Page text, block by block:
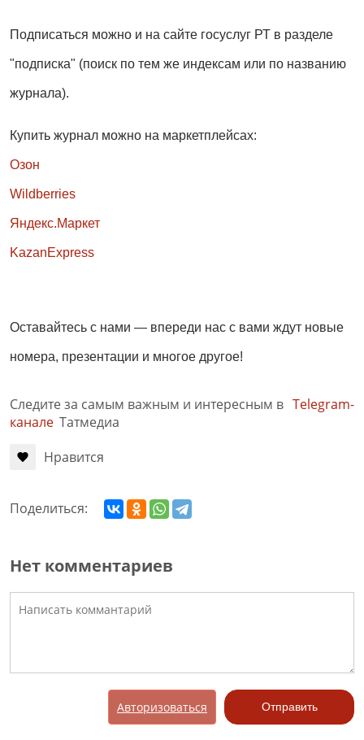
Подписаться можно и на сайте госуслуг РТ в разделе
"подписка" (поиск по тем же индексам или по названию
журнала).
Купить журнал можно на маркетплейсах:
Озон
Wildberries
Яндекс.Маркет
KazanExpress
Оставайтесь с нами — впереди нас с вами ждут новые
номера, презентации и многое другое!
Следите за самым важным и интересным в Telegram-
канале Татмедиа
Нравится
Поделиться:
Нет комментариев
Авторизоваться Отправить